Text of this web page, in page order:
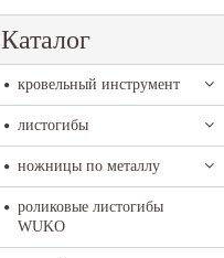
Каталог
кровельный инструмент
листогибы
ножницы по металлу
роликовые листогибы
WUKO